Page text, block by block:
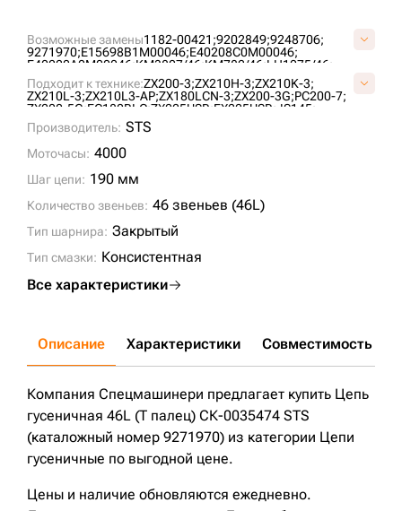
Возможные замены1182-00421;9202849;9248706;
9271970;E15698B1M00046;E40208C0M00046;
E40220A0M00046;KM3807/46;KM782/46;LH1075/46;
TH102363;
VE1569B846;VOE14530198; VOE14530360;
Подходит к технике:ZX200-3;ZX210H-3;ZX210K-3;
ZX210L-3;ZX210L3-AP;ZX180LCN-3;ZX200-3G;PC200-7;
ZX200-5G;EC180BLC;ZX225USR;EX225USR; JS145;
EX225USRK;
ZX180LCN-5G;
Производитель: STS
Моточасы: 4000
Шаг цепи: 190 мм
Количество звеньев: 46 звеньев (46L)
Тип шарнира: Закрытый
Тип смазки: Консистентная
Все характеристики
Описание Характеристики Совместимость
Компания Спецмашинери предлагает купить Цепь
гусеничная 46L (Т палец) СК-0035474 STS
(каталожный номер 9271970) из категории Цепи
гусеничные по выгодной цене.
Цены и наличие обновляются ежедневно.